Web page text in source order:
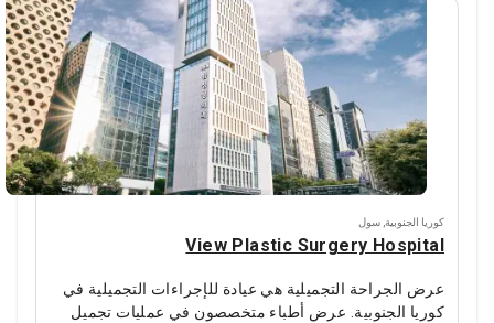
كوريا الجنوبية, سول
View Plastic Surgery Hospital
عرض الجراحة التجميلية هي عيادة للإجراءات التجميلية في
كوريا الجنوبية. عرض أطباء متخصصون في عمليات تجميل